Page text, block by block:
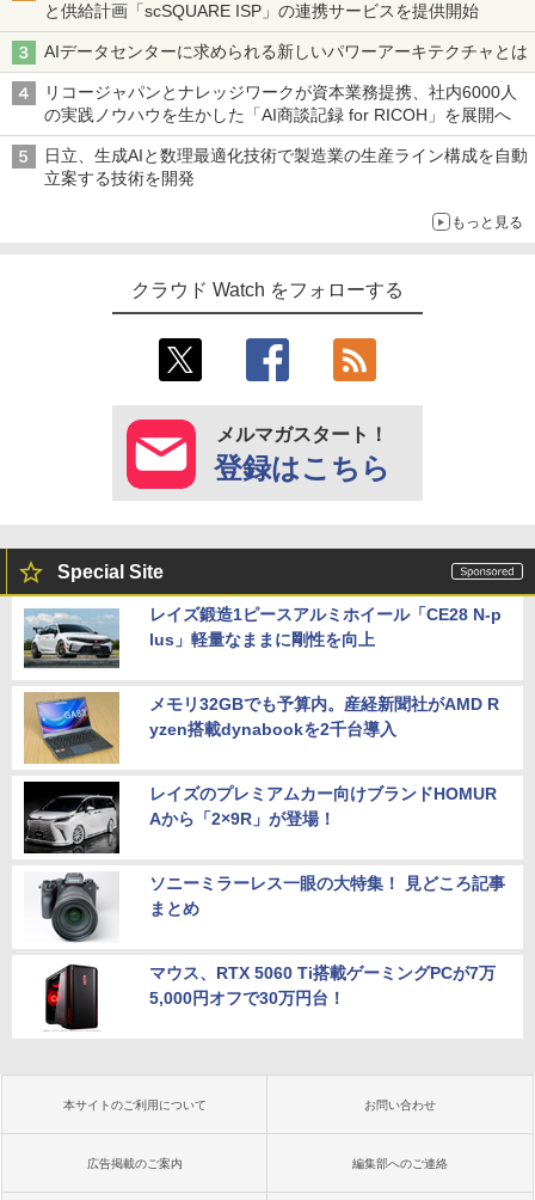
と供給計画「scSQUARE ISP」の連携サービスを提供開始
AIデータセンターに求められる新しいパワーアーキテクチャとは
リコージャパンとナレッジワークが資本業務提携、社内6000人
の実践ノウハウを生かした「AI商談記録 for RICOH」を展開へ
日立、生成AIと数理最適化技術で製造業の生産ライン構成を自動
立案する技術を開発
もっと見る
クラウド Watch をフォローする
メルマガスタート！
登録はこちら
Special Site
レイズ鍛造1ピースアルミホイール「CE28 N-p
lus」軽量なままに剛性を向上
メモリ32GBでも予算内。産経新聞社がAMD R
yzen搭載dynabookを2千台導入
レイズのプレミアムカー向けブランドHOMUR
Aから「2×9R」が登場！
ソニーミラーレス一眼の大特集！ 見どころ記事
まとめ
マウス、RTX 5060 Ti搭載ゲーミングPCが7万
5,000円オフで30万円台！
本サイトのご利用について お問い合わせ
広告掲載のご案内 編集部へのご連絡